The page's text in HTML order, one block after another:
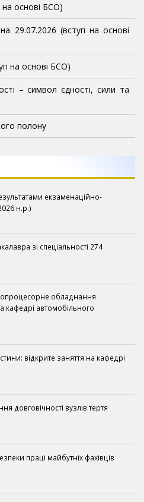
на основі БСО)
29.07.2026 (вступ на основі
на основі БСО)
– символ єдності, сили та
полону
екзаменаційно-
н.р.)
зі спеціальності 274
обладнання
кафедрі автомобільного
відкрите заняття на кафедрі
довговічності вузлів тертя
праці майбутніх фахівців